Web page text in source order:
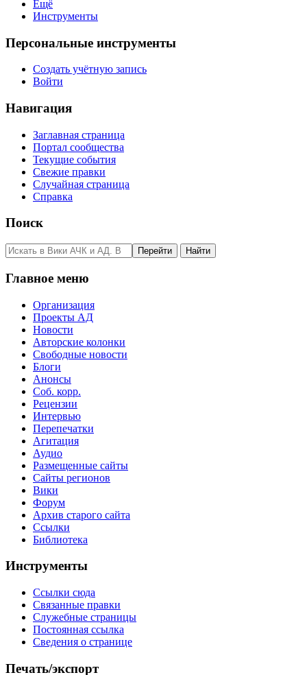
Ещё
Инструменты
Персональные инструменты
Создать учётную запись
Войти
Навигация
Заглавная страница
Портал сообщества
Текущие события
Свежие правки
Случайная страница
Справка
Поиск
Главное меню
Организация
Проекты АД
Новости
Авторские колонки
Свободные новости
Блоги
Анонсы
Соб. корр.
Рецензии
Интервью
Перепечатки
Агитация
Аудио
Размещенные сайты
Сайты регионов
Вики
Форум
Архив старого сайта
Ссылки
Библиотека
Инструменты
Ссылки сюда
Связанные правки
Служебные страницы
Постоянная ссылка
Сведения о странице
Печать/экспорт